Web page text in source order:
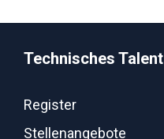
Technisches Talent
Register
Stellenangebote